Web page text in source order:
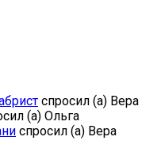
спросил (а) Вера
(а) Ольга
спросил (а) Вера